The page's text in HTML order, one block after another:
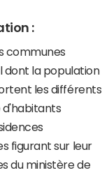
:
communes
dont la population
les différents
d'habitants
figurant sur leur
du ministère de